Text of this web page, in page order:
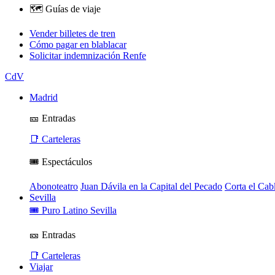
🗺️ Guías de viaje
Vender billetes de tren
Cómo pagar en blablacar
Solicitar indemnización Renfe
CdV
Madrid
🎫 Entradas
📑 Carteleras
🎟️ Espectáculos
Abonoteatro Juan Dávila en la Capital del Pecado Corta el
Sevilla
🎟️ Puro Latino Sevilla
🎫 Entradas
📑 Carteleras
Viajar